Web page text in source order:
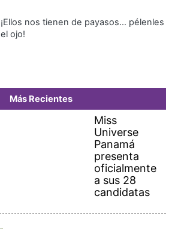
¡Ellos nos tienen de payasos… pélenles
el ojo!
Más Recientes
Miss
Universe
Panamá
presenta
oficialmente
a sus 28
candidatas